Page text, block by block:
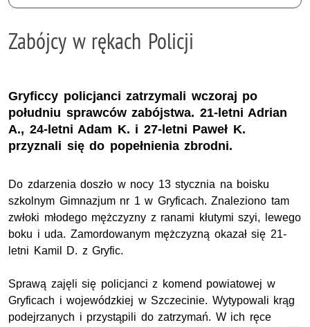
Zabójcy w rękach Policji
Gryficcy policjanci zatrzymali wczoraj po
południu sprawców zabójstwa. 21-letni Adrian
A., 24-letni Adam K. i 27-letni Paweł K.
przyznali się do popełnienia zbrodni.
Do zdarzenia doszło w nocy 13 stycznia na boisku
szkolnym Gimnazjum nr 1 w Gryficach. Znaleziono tam
zwłoki młodego mężczyzny z ranami kłutymi szyi, lewego
boku i uda. Zamordowanym mężczyzną okazał się 21-
letni Kamil D. z Gryfic.
Sprawą zajęli się policjanci z komend powiatowej w
Gryficach i wojewódzkiej w Szczecinie. Wytypowali krąg
podejrzanych i przystąpili do zatrzymań. W ich ręce